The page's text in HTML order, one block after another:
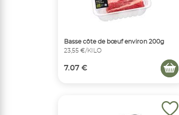
Basse côte de bœuf environ 200g
23,55 €/KILO
7.07 €